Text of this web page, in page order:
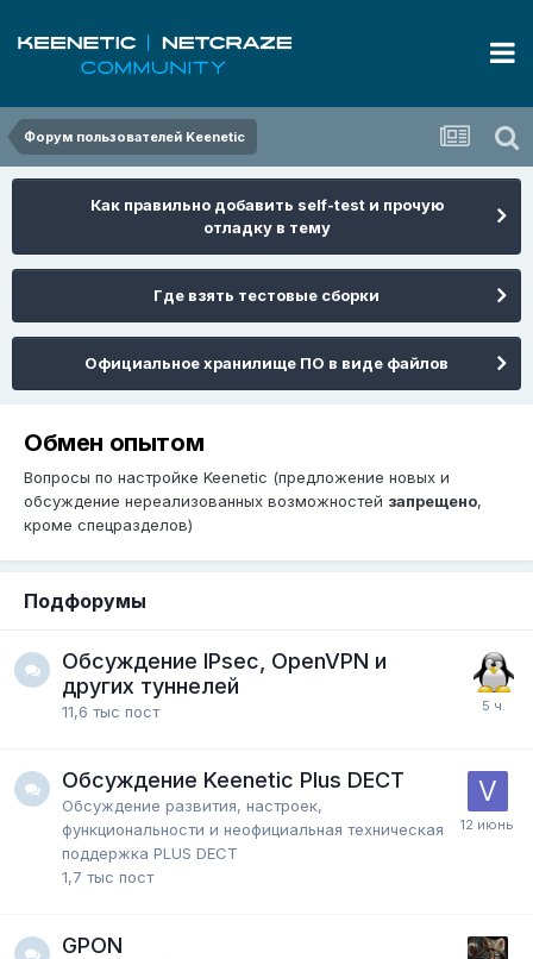
Форум пользователей Keenetic
Как правильно добавить self-test и прочую
отладку в тему
Где взять тестовые сборки
Официальное хранилище ПО в виде файлов
Обмен опытом
Вопросы по настройке Keenetic (предложение новых и
обсуждение нереализованных возможностей запрещено,
кроме спецразделов)
Подфорумы
Обсуждение IPsec, OpenVPN и
других туннелей
11,6 тыс пост
Обсуждение Keenetic Plus DECT
Обсуждение развития, настроек,
функциональности и неофициальная техническая
поддержка PLUS DECT
1,7 тыс пост
GPON